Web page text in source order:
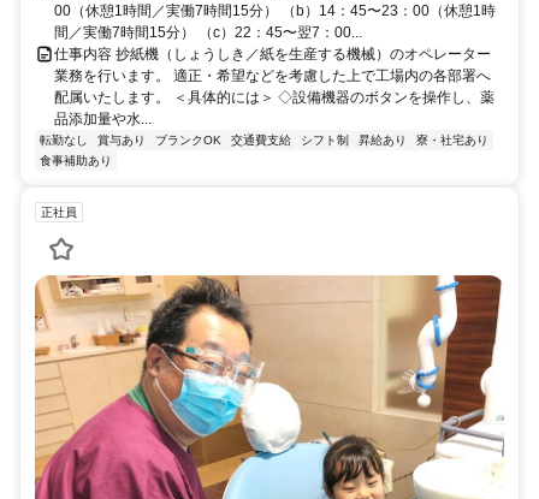
00（休憩1時間／実働7時間15分） （b）14：45〜23：00（休憩1時
間／実働7時間15分） （c）22：45〜翌7：00...
仕事内容 抄紙機（しょうしき／紙を生産する機械）のオペレーター
業務を行います。 適正・希望などを考慮した上で工場内の各部署へ
配属いたします。 ＜具体的には＞ ◇設備機器のボタンを操作し、薬
品添加量や水...
転勤なし 賞与あり ブランクOK 交通費支給 シフト制 昇給あり
寮・社宅あり
食事補助あり
正社員